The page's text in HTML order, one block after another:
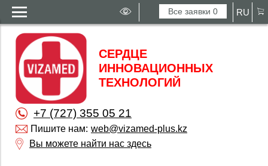
Все заявки0 RU
СЕРДЦЕ
ИННОВАЦИОННЫХ
ТЕХНОЛОГИЙ
+7 (727) 355 05 21
Пишите нам: web@vizamed-plus.kz
Вы можете найти нас здесь